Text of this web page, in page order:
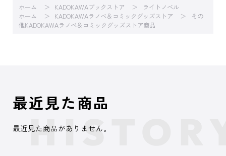
ホーム KADOKAWAブックストア
ライトノベル
ホーム
KADOKAWAラノベ＆コミックグッズストア
その
他KADOKAWAラノベ＆コミックグッズストア商品
最近見た商品
最近見た商品がありません。